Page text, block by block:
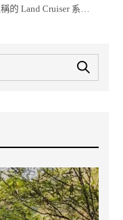
的 Land Cruiser 系…